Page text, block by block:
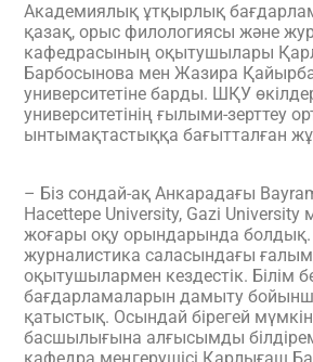
Академиялық ұтқырлық
қазақ, орыс филологиясы және
кафедрасының оқытушылары
Барбосынова мен Жазира
университетіне барды. ШҚУ
университетінің ғылыми-зерттеу
ынтымақтастыққа бағытталған
– Біз сондай-ақ Анкарадағы
Hacettepe University, Gazi University
жоғары оқу орындарында
журналистика саласындағы
оқытушылармен кездестік. Білім
бағдарламаларын дамыту
қатыстық. Осындай бірегей
басшылығына алғысымды